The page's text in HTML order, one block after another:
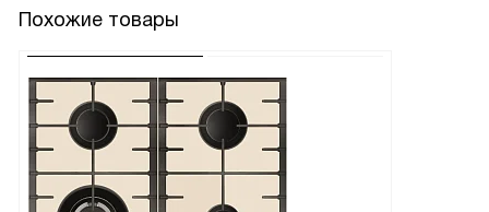
Похожие товары